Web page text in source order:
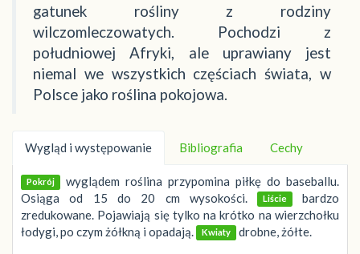
gatunek rośliny z rodziny
wilczomleczowatych. Pochodzi z
południowej Afryki, ale uprawiany jest
niemal we wszystkich częściach świata, w
Polsce jako roślina pokojowa.
Wygląd i występowanie Bibliografia Cechy
Pokrój wyglądem roślina przypomina piłkę do baseballu.
Osiąga od 15 do 20 cm wysokości.
Liście bardzo
zredukowane. Pojawiają się tylko na krótko na wierzchołku
łodygi, po czym żółkną i opadają.
Kwiaty drobne, żółte.